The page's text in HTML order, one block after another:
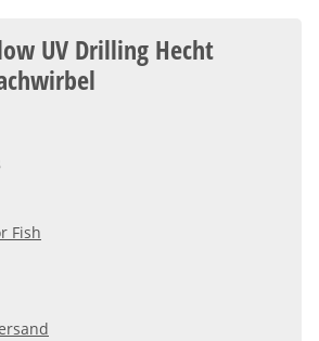
UV Drilling Hecht
Fish